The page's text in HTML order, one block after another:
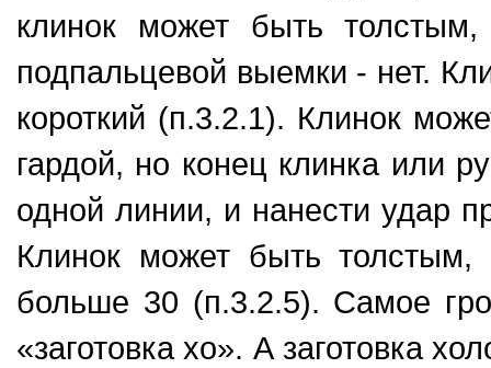
клинок может быть
подпальцевой выемки - нет.
короткий (п.3.2.1). Клинок
гардой, но конец клинка или
одной линии, и нанести удар
Клинок может быть толстым,
больше 30 (п.3.2.5). Самое
«заготовка хо». А заготовка